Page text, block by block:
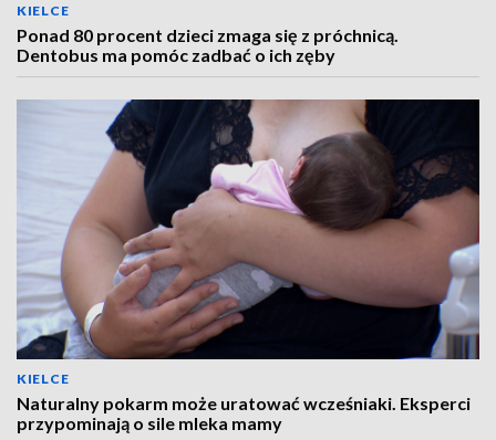
KIELCE
Ponad 80 procent dzieci zmaga się z próchnicą.
Dentobus ma pomóc zadbać o ich zęby
KIELCE
Naturalny pokarm może uratować wcześniaki. Eksperci
przypominają o sile mleka mamy